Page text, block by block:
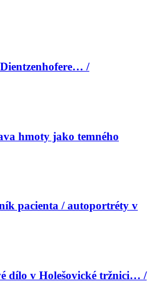
/
hmoty jako temného
pacienta / autoportréty v
dílo v Holešovické tržnici… /